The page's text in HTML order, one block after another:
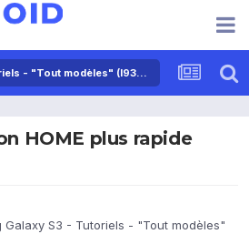
Samsung Galaxy S3 - Tutoriels - "Tout modèles" (I9300 et I9300/I9305)
HOME plus rapide
Galaxy S3 - Tutoriels - "Tout modèles"